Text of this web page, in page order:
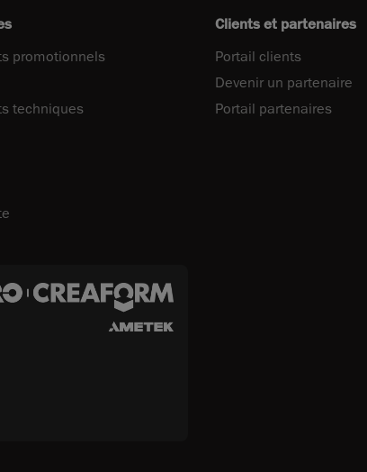
promotionnels
techniques
Clients et partenaires
Portail clients
Devenir un partenaire
Portail partenaires